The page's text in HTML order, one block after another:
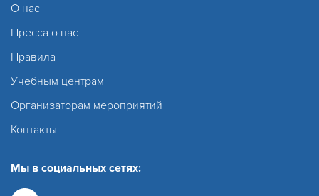
О нас
Пресса о нас
Правила
Учебным центрам
Организаторам мероприятий
Контакты
Мы в социальных сетях: